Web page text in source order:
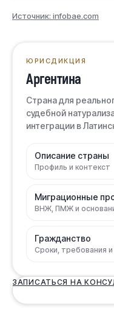
Источник: infobae.com
ЮРИСДИКЦИЯ
Аргентина
Страна для
судебной
интеграции в
Описание страны
Профиль и контекст
Миграционные
ВНЖ, ПМЖ и
Гражданство
Сроки, требования и
ЗАПИСАТЬСЯ НА